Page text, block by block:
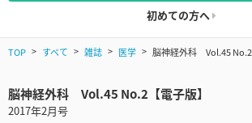
初めての方へ
TOP すべて 雑誌 医学 脳神経外科 Vol.45 No.2
脳神経外科 Vol.45 No.2【電子版】
2017年2月号